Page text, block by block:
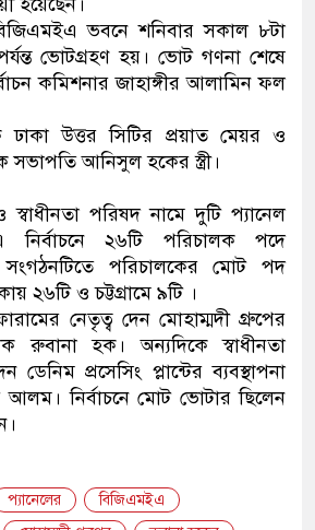
নেতৃত্ব ও গণতন্ত্রের মূর্তমান
যে ভাবে ডেভিড ইমনের কাছে
‘আজহার খান’
অবৈধ বিদেশি পিস্তল, ম্যাগাজিন
জড়িত কিশোর গ্যাংয়ের চার শিশু আটক
ডাকাতির প্রস্তুতিকালে দুইজনকে
থানা পুলিশ
ভবনে শনিবার সকাল ৮টা
ভোটগ্রহণ হয়। ভোট গণনা শেষে
কমিশনার জাহাঙ্গীর আলামিন ফল
ঢাকা উত্তর সিটির প্রয়াত মেয়র ও
আনিসুল হকের স্ত্রী।
পরিষদ নামে দুটি প্যানেল
নির্বাচনে ২৬টি পরিচালক পদে
সংগঠনটিতে পরিচালকের মোট পদ
২৬টি ও চট্টগ্রামে ৯টি ।
নেতৃত্ব দেন মোহাম্মদী গ্রুপের
রুবানা হক। অন্যদিকে স্বাধীনতা
ডেনিম প্রসেসিং প্লান্টের ব্যবস্থাপনা
আলম। নির্বাচনে মোট ভোটার ছিলেন
প্যানেলের
বিজিএমইএ